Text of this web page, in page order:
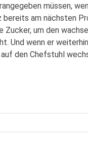
müssen,
am nächsten
Zucker, um den
Und wenn er
den Chefstuhl